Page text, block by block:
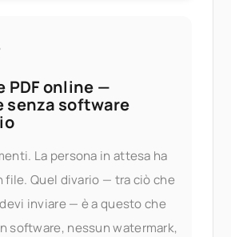
PDF online —
senza software
La persona in attesa ha
file. Quel divario — tra ciò che
inviare — è a questo che
software, nessun watermark,